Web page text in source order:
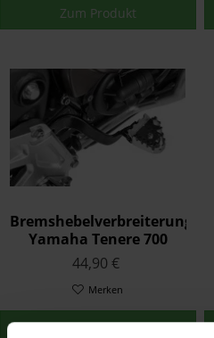
Zum Produkt
Bremshebelverbreiterung
Yamaha Tenere 700
44,90 €
Merken
Zum Produkt